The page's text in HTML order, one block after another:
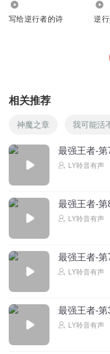
写给逆行者的诗 逆
相关推荐
神魔之章 我可能活
最强王者-
LY聆音有声
最强王者-
LY聆音有声
最强王者-
LY聆音有声
最强王者-
LY聆音有声